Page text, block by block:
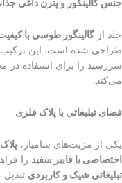
جنس گالینگور و پترن داغی
جلد ازگالینگور طوسی با کیفیت
طراحی شده است. این ترکیب
سررسید را برای استفاده
می‌کند.
فضای تبلیغاتی با پلاک فلزی
یکی از مزیت‌های سامیار،
اختصاصی با فایبر سفید را
تبلیغاتی شیک و کاربردی